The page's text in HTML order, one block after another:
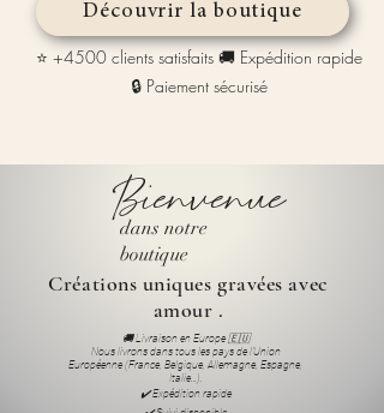
Bienvenue
dans notre
boutique
Créations uniques gravées avec
amour .
🚚 Livraison en Europe 🇪🇺
Nous livrons dans tous les pays de l’Union
Européenne (France, Belgique, Allemagne, Espagne,
Italie…).
✔️ Expédition rapide
Découvrir la boutique
⭐ +4500 clients satisfaits 🚚 Expédition rapide
🔒 Paiement sécurisé